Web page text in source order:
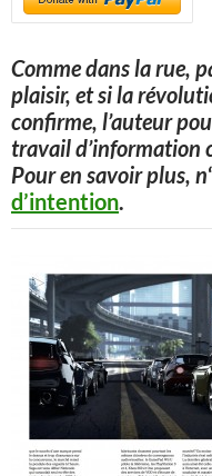
Comme dans la rue,
plaisir, et si la
confirme, l’auteur
travail d’information
Pour en savoir plus, n
d’intention.